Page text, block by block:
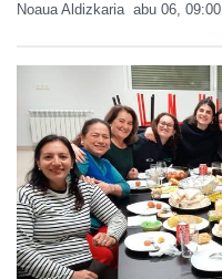
Noaua Aldizkaria abu 06, 09:00